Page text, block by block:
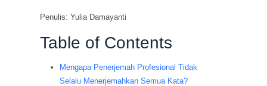
Penulis: Yulia Damayanti
Table of Contents
Mengapa Penerjemah Profesional Tidak
Selalu Menerjemahkan Semua Kata?